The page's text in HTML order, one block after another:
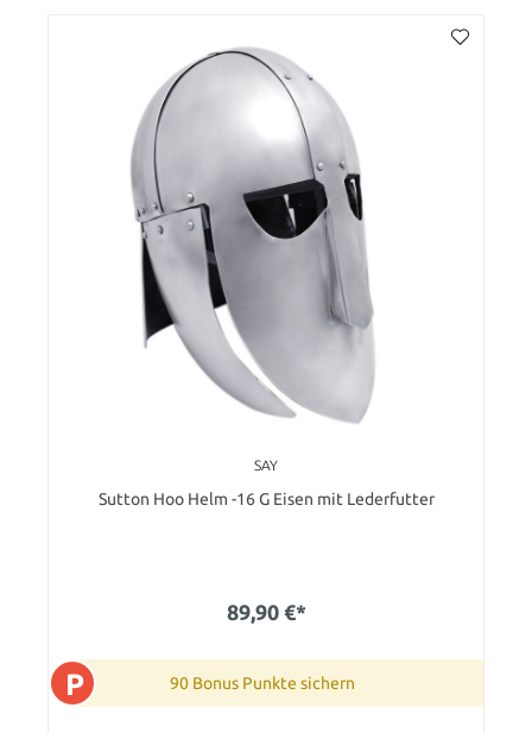
SAY
Sutton Hoo Helm -16 G Eisen mit Lederfutter
89,90 €*
P 90 Bonus Punkte sichern